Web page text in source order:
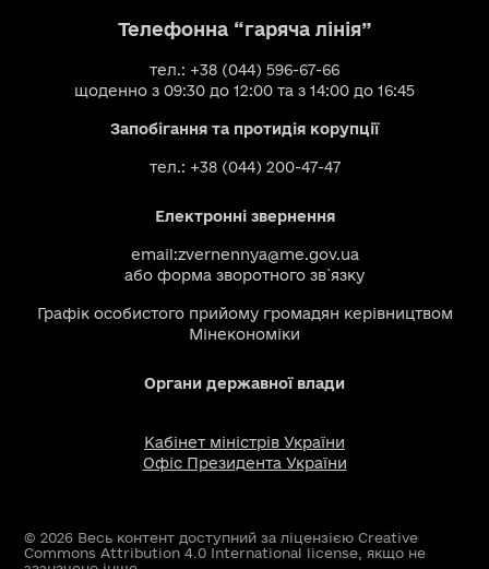
Телефонна “гаряча лінія”
тел.: +38 (044) 596-67-66
щоденно з 09:30 до 12:00 та з 14:00 до 16:45
Запобігання та протидія корупції
тел.: +38 (044) 200-47-47
Електронні звернення
email:zvernennya@me.gov.ua
або форма зворотного зв`язку
Графік особистого прийому громадян керівництвом
Мінекономіки
Органи державної влади
Кабінет міністрів України
Офіс Президента України
© 2026 Весь контент доступний за ліцензією Creative
Commons Attribution 4.0 International license, якщо не